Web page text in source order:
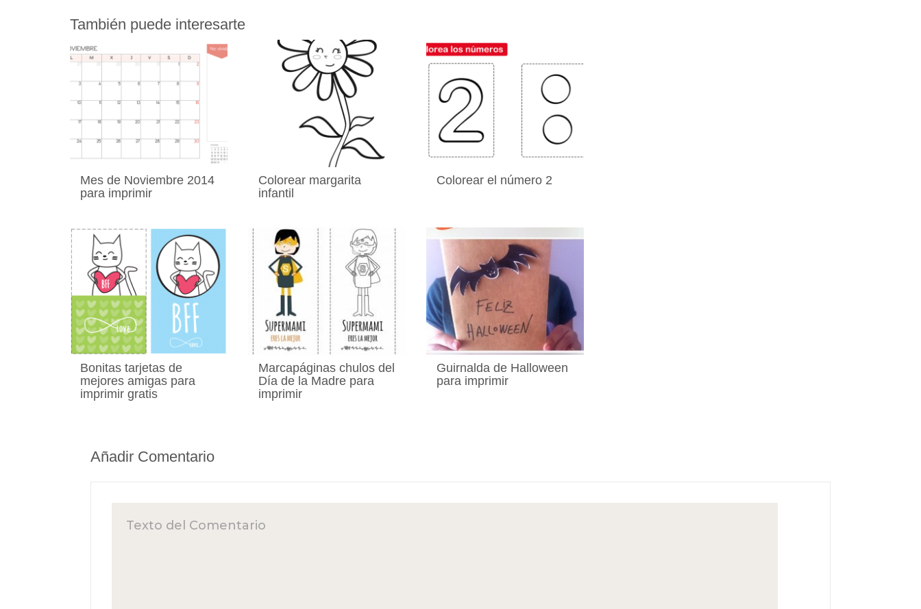
También puede interesarte
Mes de Noviembre 2014
para imprimir
Colorear margarita
infantil
Colorear el número 2
Bonitas tarjetas de
mejores amigas para
imprimir gratis
Marcapáginas chulos del
Día de la Madre para
imprimir
Guirnalda de Halloween
para imprimir
Añadir Comentario